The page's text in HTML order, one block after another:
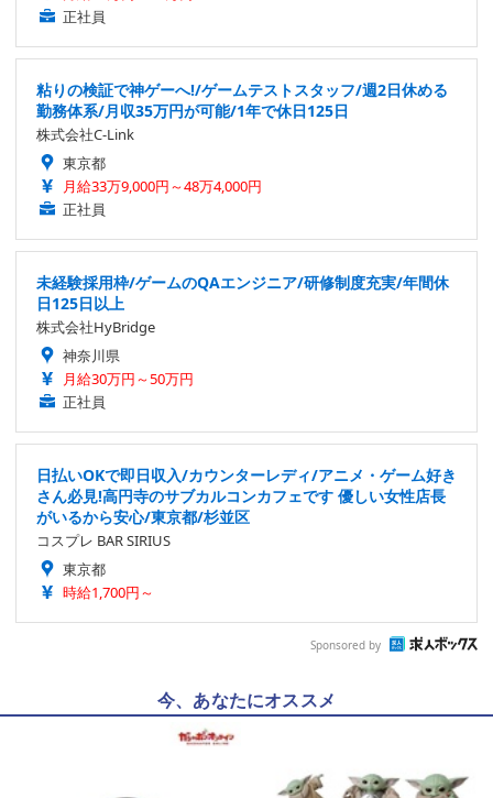
正社員
粘りの検証で神ゲーへ!/ゲームテストスタッフ/週2日休める
勤務体系/月収35万円が可能/1年で休日125日
株式会社C-Link
東京都
月給33万9,000円～48万4,000円
正社員
未経験採用枠/ゲームのQAエンジニア/研修制度充実/年間休
日125日以上
株式会社HyBridge
神奈川県
月給30万円～50万円
正社員
日払いOKで即日収入/カウンターレディ/アニメ・ゲーム好き
さん必見!高円寺のサブカルコンカフェです 優しい女性店長
がいるから安心/東京都/杉並区
コスプレ BAR SIRIUS
東京都
時給1,700円～
Sponsored by
今、あなたにオススメ